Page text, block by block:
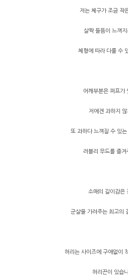
저는 체구가 조금 작
살짝 들뜸이 느껴지
체형에 따라 다를 수
어깨부분은 퍼프가
저에겐 과하지 않
또 과하다 느껴질 수 있
러블리 무드를 즐겨
소매의 길이감은
군살을 가려주는 최고의
허리는 사이즈에 구애없이
허리끈이 있습